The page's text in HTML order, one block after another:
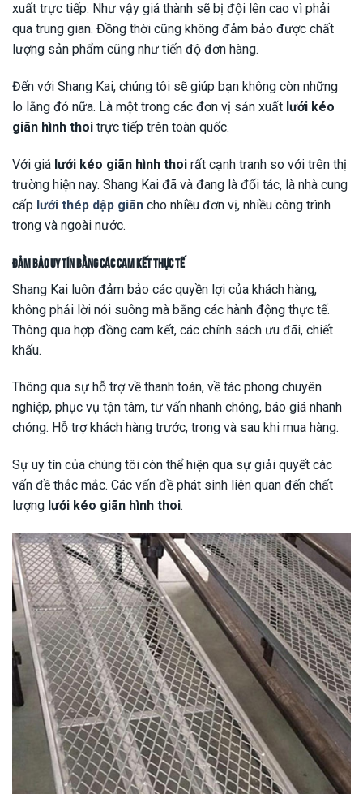
xuất trực tiếp. Như vậy giá thành sẽ bị đội lên cao vì phải
qua trung gian. Đồng thời cũng không đảm bảo được chất
lượng sản phẩm cũng như tiến độ đơn hàng.
Đến với Shang Kai, chúng tôi sẽ giúp bạn không còn những
lo lắng đó nữa. Là một trong các đơn vị sản xuất lưới kéo
giãn hình thoi trực tiếp trên toàn quốc.
Với giá lưới kéo giãn hình thoi rất cạnh tranh so với trên thị
trường hiện nay. Shang Kai đã và đang là đối tác, là nhà cung
cấp lưới thép dập giãn cho nhiều đơn vị, nhiều công trình
trong và ngoài nước.
Đảm bảo uy tín bằng các cam kết thực tế
Shang Kai luôn đảm bảo các quyền lợi của khách hàng,
không phải lời nói suông mà bằng các hành động thực tế.
Thông qua hợp đồng cam kết, các chính sách ưu đãi, chiết
khấu.
Thông qua sự hỗ trợ về thanh toán, về tác phong chuyên
nghiệp, phục vụ tận tâm, tư vấn nhanh chóng, báo giá nhanh
chóng. Hỗ trợ khách hàng trước, trong và sau khi mua hàng.
Sự uy tín của chúng tôi còn thể hiện qua sự giải quyết các
vấn đề thắc mắc. Các vấn đề phát sinh liên quan đến chất
lượng lưới kéo giãn hình thoi.